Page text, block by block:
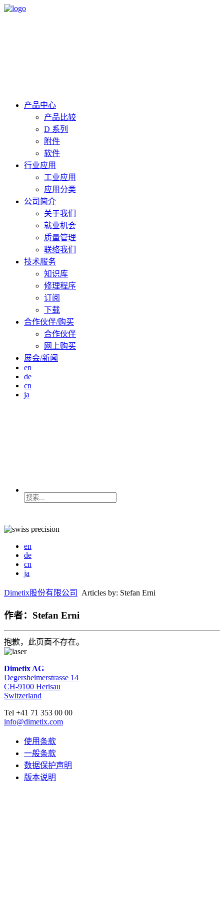
产品中心
产品比较
D 系列
附件
软件
行业应用
工业应用
应用分类
公司简介
关于我们
就业机会
质量管理
联络我们
技术服务
知识库
修理程序
订阅
下载
合作伙伴/购买
合作伙伴
网上购买
展会/新闻
en
de
cn
ja
en
de
cn
ja
Dimetix股份有限公司 Articles by: Stefan Erni
作者：Stefan Erni
抱歉，此页面不存在。
Dimetix AG
Degersheimerstrasse 14
CH-9100 Herisau
Switzerland
Tel +41 71 353 00 00
info@dimetix.com
使用条款
一般条款
数据保护声明
版本说明